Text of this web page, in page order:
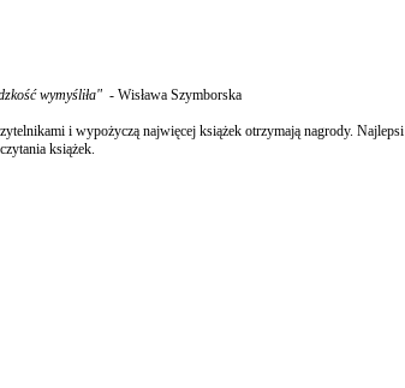
wymyśliła" - Wisława Szymborska
i wypożyczą najwięcej książek otrzymają nagrody. Najlepsi
książek.